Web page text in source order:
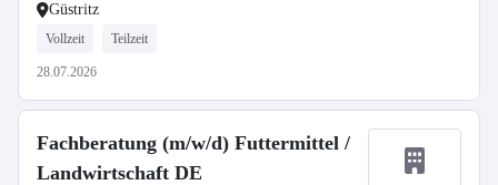
Güstritz
Vollzeit Teilzeit
28.07.2026
Fachberatung (m/w/d) Futtermittel /
Landwirtschaft DE